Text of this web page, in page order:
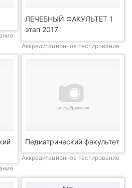
ЛЕЧЕБНЫЙ ФАКУЛЬТЕТ 1
этап 2017
Аккредитационное тестирование
Педиатрический факультет
Аккредитационное тестирование